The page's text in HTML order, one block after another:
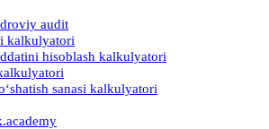
audit
kalkulyatori
hisoblash kalkulyatori
sanasi kalkulyatori